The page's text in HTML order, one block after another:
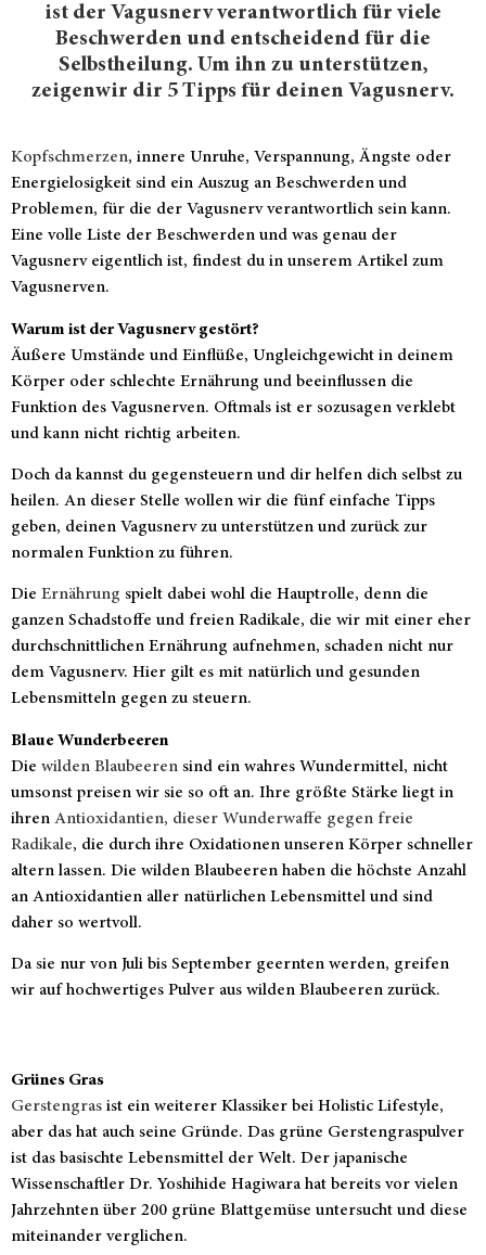
ist der Vagusnerv verantwortlich für viele
Beschwerden und entscheidend für die
Selbstheilung. Um ihn zu unterstützen,
zeigenwir dir 5 Tipps für deinen Vagusnerv.
Kopfschmerzen, innere Unruhe, Verspannung, Ängste oder
Energielosigkeit sind ein Auszug an Beschwerden und
Problemen, für die der Vagusnerv verantwortlich sein kann.
Eine volle Liste der Beschwerden und was genau der
Vagusnerv eigentlich ist, findest du in unserem Artikel zum
Vagusnerven.
Warum ist der Vagusnerv gestört?
Äußere Umstände und Einflüße, Ungleichgewicht in deinem
Körper oder schlechte Ernährung und beeinflussen die
Funktion des Vagusnerven. Oftmals ist er sozusagen verklebt
und kann nicht richtig arbeiten.
Doch da kannst du gegensteuern und dir helfen dich selbst zu
heilen. An dieser Stelle wollen wir die fünf einfache Tipps
geben, deinen Vagusnerv zu unterstützen und zurück zur
normalen Funktion zu führen.
Die Ernährung spielt dabei wohl die Hauptrolle, denn die
ganzen Schadstoffe und freien Radikale, die wir mit einer eher
durchschnittlichen Ernährung aufnehmen, schaden nicht nur
dem Vagusnerv. Hier gilt es mit natürlich und gesunden
Lebensmitteln gegen zu steuern.
Blaue Wunderbeeren
Die wilden Blaubeeren sind ein wahres Wundermittel, nicht
umsonst preisen wir sie so oft an. Ihre größte Stärke liegt in
ihren Antioxidantien, dieser Wunderwaffe gegen freie
Radikale, die durch ihre Oxidationen unseren Körper schneller
altern lassen. Die wilden Blaubeeren haben die höchste Anzahl
an Antioxidantien aller natürlichen Lebensmittel und sind
daher so wertvoll.
Da sie nur von Juli bis September geernten werden, greifen
wir auf hochwertiges Pulver aus wilden Blaubeeren zurück.
Grünes Gras
Gerstengras ist ein weiterer Klassiker bei Holistic Lifestyle,
aber das hat auch seine Gründe. Das grüne Gerstengraspulver
ist das basischte Lebensmittel der Welt. Der japanische
Wissenschaftler Dr. Yoshihide Hagiwara hat bereits vor vielen
Jahrzehnten über 200 grüne Blattgemüse untersucht und diese
miteinander verglichen.